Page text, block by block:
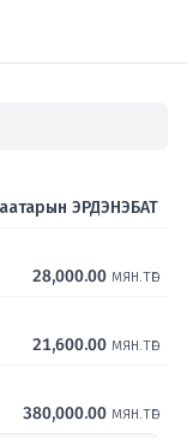
ЭРДЭНЭБАТ
28,000.00 мян.төг
21,600.00 мян.төг
380,000.00 мян.төг